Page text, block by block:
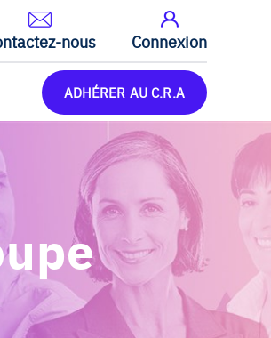
nous Connexion
ADHÉRER AU C.R.A